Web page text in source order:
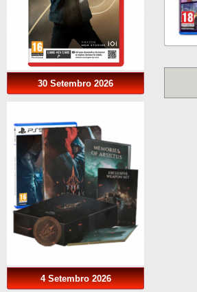
30 Setembro 2026
4 Setembro 2026